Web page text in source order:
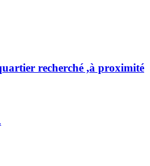
recherché ,à proximité